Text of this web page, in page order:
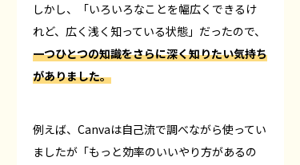
しかし、「いろいろなことを幅広くできるけ
れど、広く浅く知っている状態」だったので、
一つひとつの知識をさらに深く知りたい気持ち
がありました。
例えば、Canvaは自己流で調べながら使ってい
ましたが「もっと効率のいいやり方があるの